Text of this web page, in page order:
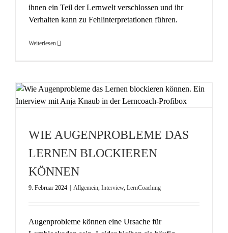
ihnen ein Teil der Lernwelt verschlossen und ihr
Verhalten kann zu Fehlinterpretationen führen.
Weiterlesen
WIE AUGENPROBLEME DAS
LERNEN BLOCKIEREN
KÖNNEN
9. Februar 2024 Allgemein, Interview, LernCoaching
Augenprobleme können eine Ursache für